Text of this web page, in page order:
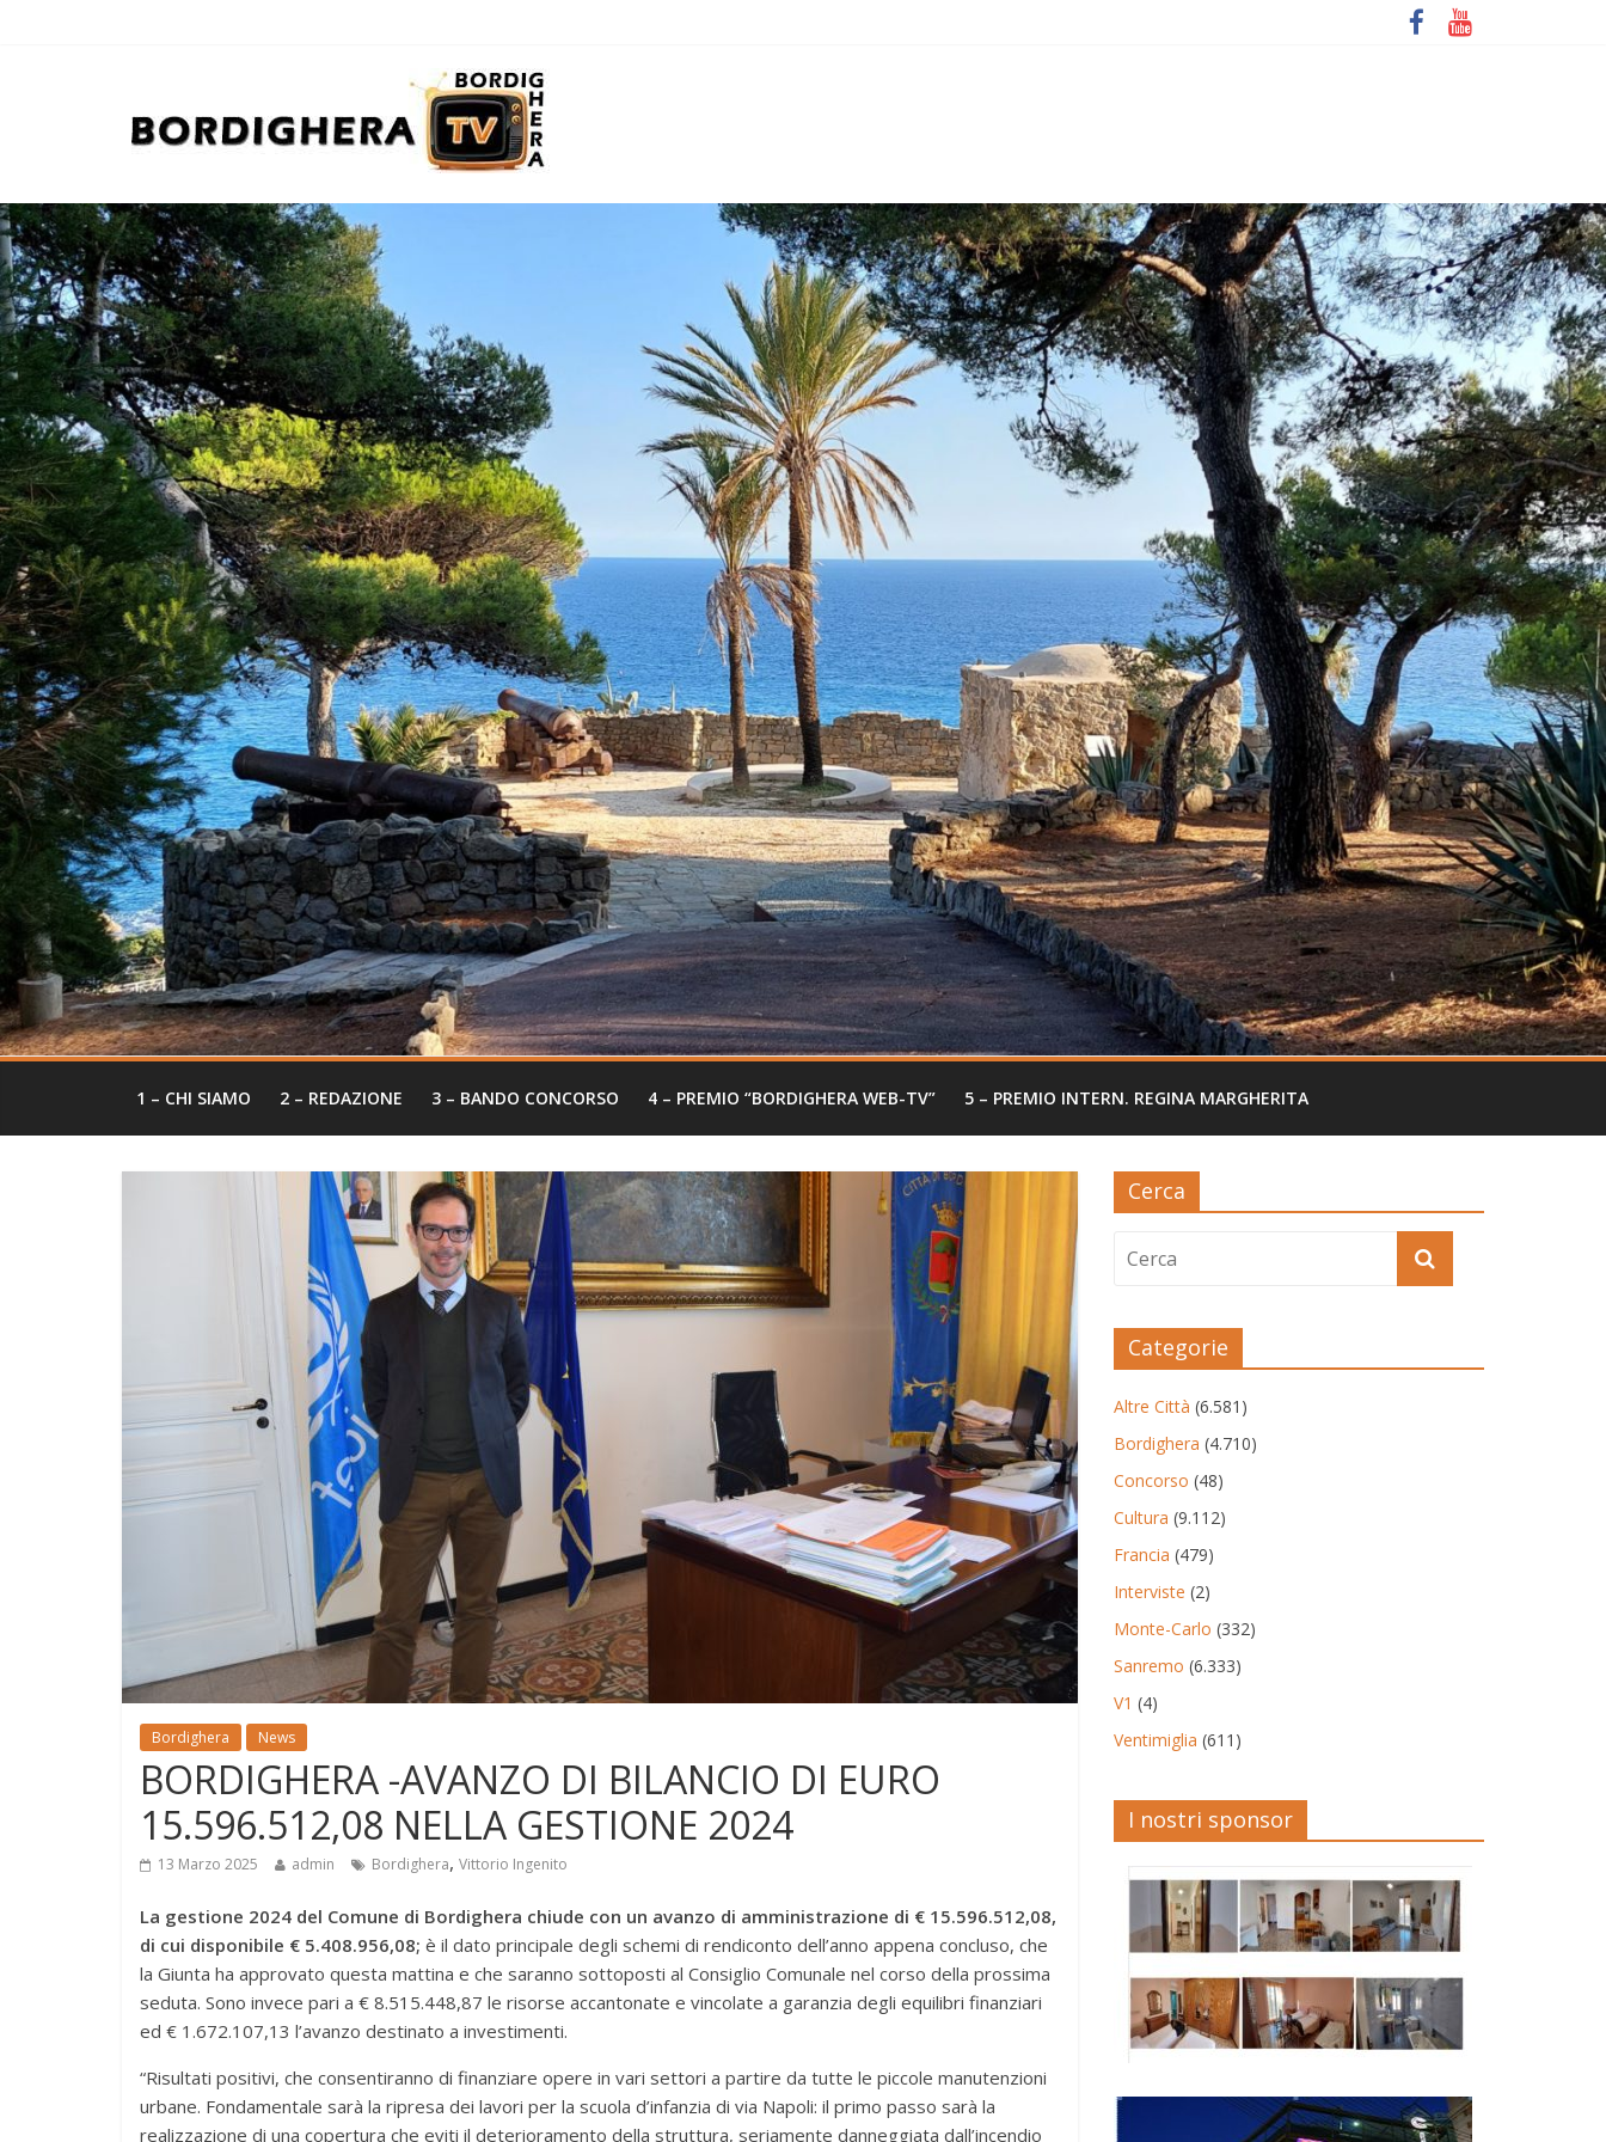
1 – CHI SIAMO 2 – REDAZIONE 3 – BANDO CONCORSO 4 – PREMIO “BORDIGHERA WEB-TV” 5 – PREMIO INTERN. REGINA MARGHERITA
Bordighera News
BORDIGHERA -AVANZO DI BILANCIO DI EURO
15.596.512,08 NELLA GESTIONE 2024
13 Marzo 2025 admin Bordighera, Vittorio Ingenito
La gestione 2024 del Comune di Bordighera chiude con un avanzo di amministrazione di € 15.596.512,08,
di cui disponibile € 5.408.956,08; è il dato principale degli schemi di rendiconto dell’anno appena concluso, che
la Giunta ha approvato questa mattina e che saranno sottoposti al Consiglio Comunale nel corso della prossima
seduta. Sono invece pari a € 8.515.448,87 le risorse accantonate e vincolate a garanzia degli equilibri finanziari
ed € 1.672.107,13 l’avanzo destinato a investimenti.
“Risultati positivi, che consentiranno di finanziare opere in vari settori a partire da tutte le piccole manutenzioni
urbane. Fondamentale sarà la ripresa dei lavori per la scuola d’infanzia di via Napoli: il primo passo sarà la
realizzazione di una copertura che eviti il deterioramento della struttura, seriamente danneggiata dall’incendio
Cerca
Categorie
Altre Città (6.581)
Bordighera (4.710)
Concorso (48)
Cultura (9.112)
Francia (479)
Interviste (2)
Monte-Carlo (332)
Sanremo (6.333)
V1 (4)
Ventimiglia (611)
I nostri sponsor